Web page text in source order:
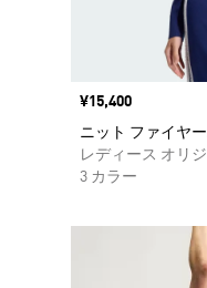
価格
¥15,400
ニット ファイヤ
レディース オリ
3 カラー